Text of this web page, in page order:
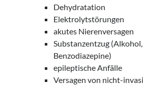
Dehydratation
Elektrolytstörungen
akutes Nierenversagen
Substanzentzug
Benzodiazepine)
epileptische Anfälle
Versagen von nicht-